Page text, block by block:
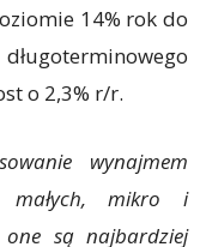
14% rok do
o 2,3% r/r.
wynajmem
małych, mikro i
one są najbardziej